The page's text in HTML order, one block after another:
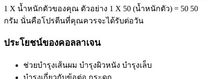
1 X น้ำหนักตัวของคุณ ตัวอย่าง 1 X 50 (น้ำหนักตัว) = 50 50
กรัม นั่นคือโปรตีนที่คุณควรจะได้รับต่อวัน
ประโยชน์ของคอลลาเจน
ช่วยบำรุงเส้นผม บำรุงผิวหนัง บำรุงเล็บ